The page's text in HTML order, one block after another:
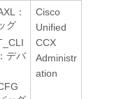
：
グ
デバ
Cisco
Unified
CCX
Administr
ation